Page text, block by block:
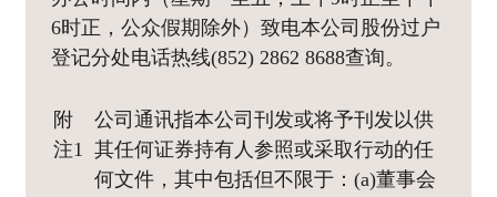
6时正，公众假期除外）致电本公司股份过户
登记分处电话热线(852) 2862 8688查询。
附
注1
公司通讯指本公司刊发或将予刊发以供
其任何证券持有人参照或采取行动的任
何文件，其中包括但不限于：(a)董事会